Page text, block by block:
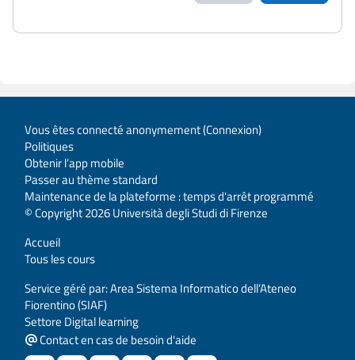
Vous êtes connecté anonymement (Connexion)
Politiques
Obtenir l’app mobile
Passer au thème standard
Maintenance de la plateforme : temps d'arrêt programmé
© Copyright 2026 Università degli Studi di Firenze
Accueil
Tous les cours
Service géré par: Area Sistema Informatico dell’Ateneo
Fiorentino (SIAF)
Settore Digital learning
Contact en cas de besoin d'aide